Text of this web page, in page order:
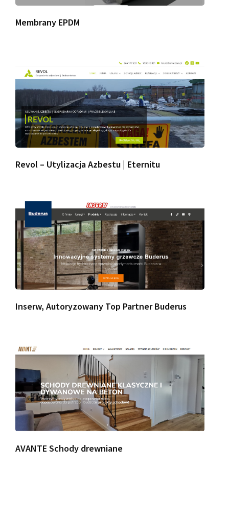
Membrany EPDM
Revol – Utylizacja Azbestu | Eternitu
Inserw, Autoryzowany Top Partner Buderus
AVANTE Schody drewniane